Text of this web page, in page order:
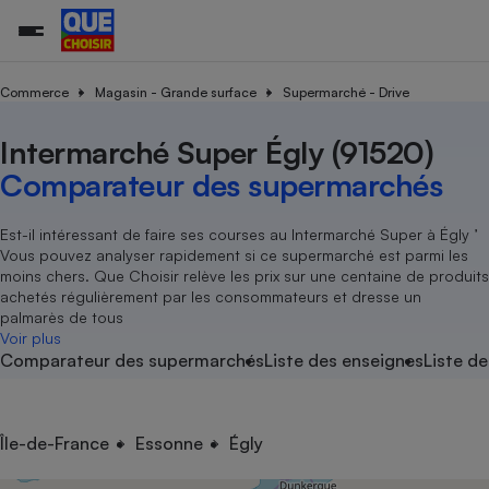
Commerce Magasin - Grande surface Supermarché - Drive
Intermarché Super Égly (91520)
Comparateur des supermarchés
Est-il intéressant de faire ses courses au Intermarché Super à Égly ’
Vous pouvez analyser rapidement si ce supermarché est parmi les
moins chers. Que Choisir relève les prix sur une centaine de produits
achetés régulièrement par les consommateurs et dresse un
palmarès de tous
Voir plus
Comparateur des supermarchésListe des enseignesListe
Île-de-France Essonne Égly
Additifs
Magasin - Grande surface
Méthode de vente -
Organismes de défense
Système judiciairegratuit
Déchet
Achat - Vente - Travaux
Location
Sport
électrique
Démarche administrative
Senior
Service marchand
Train
Transport aérien
Toutes les actualités
Enquêtes
Guides d'achat
Conseils
Brèves
Tous les services
Soumettre un litige
Lettres types
Rencontrer une association locale
Tous nos combats
Nos actions
Nos grandes victoires
Les billets de la présidente
Nos associations locales
Nous rejoindre
En savoir plus sur Que Choisir Ensemble
L’association
Nos missions
Notre méthodologie
Notre financement
Nos partenaires
Nous rejoindre